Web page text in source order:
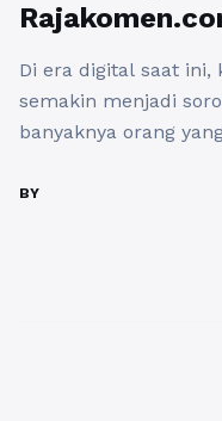
Di era digital saat
semakin menjadi
banyaknya orang
hingga proyek bisnis.
BY